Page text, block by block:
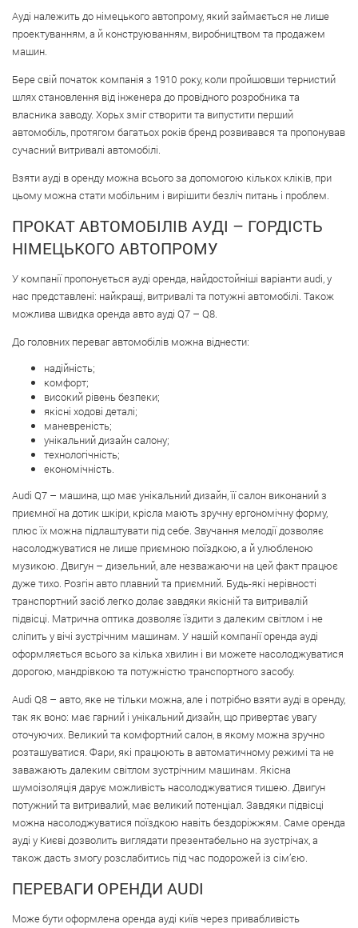
Ауді належить до німецького автопрому, який займається не лише
проектуванням, а й конструюванням, виробництвом та продажем
машин.
Бере свій початок компанія з 1910 року, коли пройшовши тернистий
шлях становлення від інженера до провідного розробника та
власника заводу. Хорьх зміг створити та випустити перший
автомобіль, протягом багатьох років бренд розвивався та пропонував
сучасний витривалі автомобілі.
Взяти ауді в оренду можна всього за допомогою кількох кліків, при
цьому можна стати мобільним і вирішити безліч питань і проблем.
ПРОКАТ АВТОМОБІЛІВ АУДІ – ГОРДІСТЬ
НІМЕЦЬКОГО АВТОПРОМУ
У компанії пропонується ауді оренда, найдостойніші варіанти audi, у
нас представлені: найкращі, витривалі та потужні автомобілі. Також
можлива швидка оренда авто ауді Q7 – Q8.
До головних переваг автомобілів можна віднести:
надійність;
комфорт;
високий рівень безпеки;
якісні ходові деталі;
маневреність;
унікальний дизайн салону;
технологічність;
економічність.
Audi Q7 – машина, що має унікальний дизайн, її салон виконаний з
приємної на дотик шкіри, крісла мають зручну ергономічну форму,
плюс їх можна підлаштувати під себе. Звучання мелодії дозволяє
насолоджуватися не лише приємною поїздкою, а й улюбленою
музикою. Двигун – дизельний, але незважаючи на цей факт працює
дуже тихо. Розгін авто плавний та приємний. Будь-які нерівності
транспортний засіб легко долає завдяки якісній та витривалій
підвісці. Матрична оптика дозволяє їздити з далеким світлом і не
сліпить у вічі зустрічним машинам. У нашій компанії оренда ауді
оформляється всього за кілька хвилин і ви можете насолоджуватися
дорогою, мандрівкою та потужністю транспортного засобу.
Audi Q8 – авто, яке не тільки можна, але і потрібно взяти ауді в оренду,
так як воно: має гарний і унікальний дизайн, що привертає увагу
оточуючих. Великий та комфортний салон, в якому можна зручно
розташуватися. Фари, які працюють в автоматичному режимі та не
заважають далеким світлом зустрічним машинам. Якісна
шумоізоляція дарує можливість насолоджуватися тишею. Двигун
потужний та витривалий, має великий потенціал. Завдяки підвісці
можна насолоджуватися поїздкою навіть бездоріжжям. Саме оренда
ауді у Києві дозволить виглядати презентабельно на зустрічах, а
також дасть змогу розслабитись під час подорожей із сім’єю.
ПЕРЕВАГИ ОРЕНДИ AUDI
Може бути оформлена оренда ауді київ через привабливість